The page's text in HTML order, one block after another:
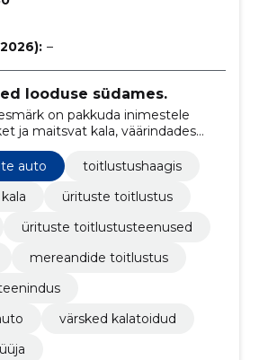
–
looduse südames.
on pakkuda inimestele
ja maitsvat kala, väärindades
ja inspireerivate toitudega.
auto
toitlustushaagis
kala
ürituste toitlustus
ürituste toitlustusteenused
mereandide toitlustus
värsked kalatoidud